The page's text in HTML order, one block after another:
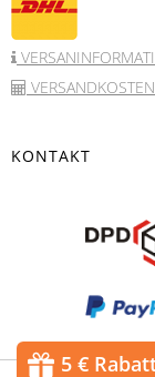
KONTAKT
5 €